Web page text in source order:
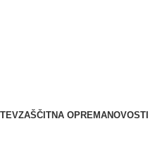
ZAŠČITNA OPREMANOVOSTI